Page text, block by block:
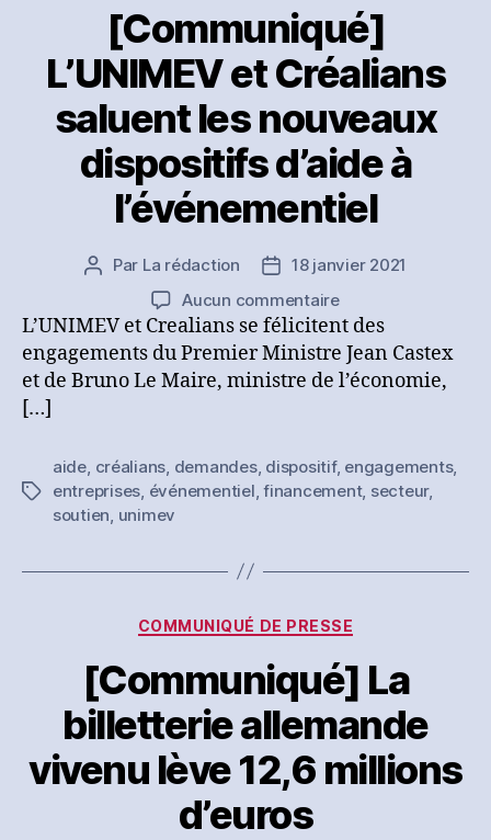
post-
COVID
[Communiqué]
L’UNIMEV et Créalians
saluent les nouveaux
dispositifs d’aide à
l’événementiel
Auteur
l’article
Par La rédaction
Date
l’article
18 janvier 2021
Aucun commentairesur
[Communiqué]
L’UNIMEV
et
nouveaux
dispositifs
L’UNIMEV et Crealians se félicitent des
engagements du Premier Ministre Jean Castex
et de Bruno Le Maire, ministre de l’économie,
[…]
Étiquettes
aide créalians demandes, dispositif, engagements,
entreprises événementiel ,financement, secteur,
soutien unimev
Catégories
COMMUNIQUÉ DE PRESSE
[Communiqué] La
billetterie allemande
vivenu lève 12,6 millions
d’euros